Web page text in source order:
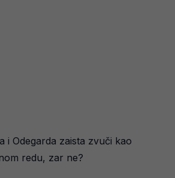
i Odegarda zaista zvuči kao
redu, zar ne?